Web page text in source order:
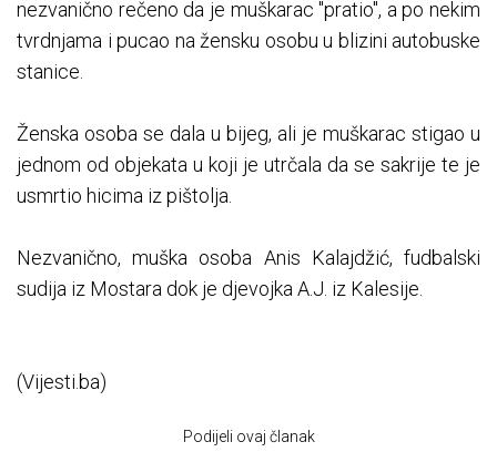
nezvanično rečeno da je muškarac "pratio", a po nekim
tvrdnjama i pucao na žensku osobu u blizini autobuske
stanice.
Ženska osoba se dala u bijeg, ali je muškarac stigao u
jednom od objekata u koji je utrčala da se sakrije te je
usmrtio hicima iz pištolja.
Nezvanično, muška osoba Anis Kalajdžić, fudbalski
sudija iz Mostara dok je djevojka A.J. iz Kalesije.
(Vijesti.ba)
Podijeli ovaj članak